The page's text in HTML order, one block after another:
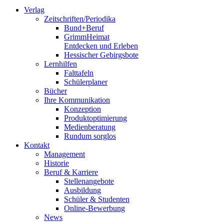
Verlag
Zeitschriften/Periodika
Bund+Beruf
GrimmHeimat
Entdecken und Erleben
Hessischer Gebirgsbote
Lernhilfen
Falttafeln
Schülerplaner
Bücher
Ihre Kommunikation
Konzeption
Produktoptimierung
Medienberatung
Rundum sorglos
Kontakt
Management
Historie
Beruf & Karriere
Stellenangebote
Ausbildung
Schüler & Studenten
Online-Bewerbung
News